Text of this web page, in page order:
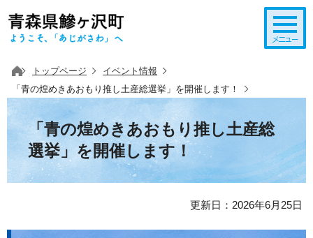
トップページ
イベント情報
「青の煌めきあおもり推し土産総選挙」を開催します！
「青の煌めきあおもり推し土産総
選挙」を開催します！
更新日：2026年6月25日